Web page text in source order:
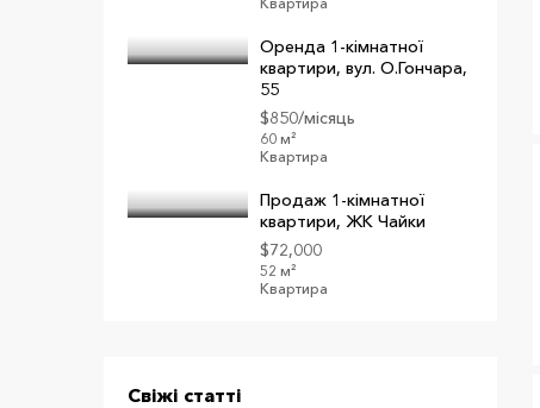
Оренда 1-кімнатної
квартири, вул. О.Гончара,
55
$850/місяць
60 м²
Квартира
Продаж 1-кімнатної
квартири, ЖК Чайки
$72,000
52 м²
Квартира
Свіжі статті